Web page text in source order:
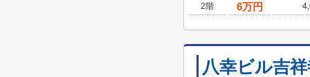
2階
6万円
八幸ビル吉